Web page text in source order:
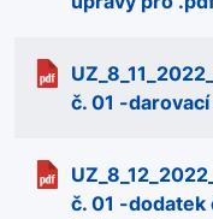
č. 01 -
č. 01 -dodatek